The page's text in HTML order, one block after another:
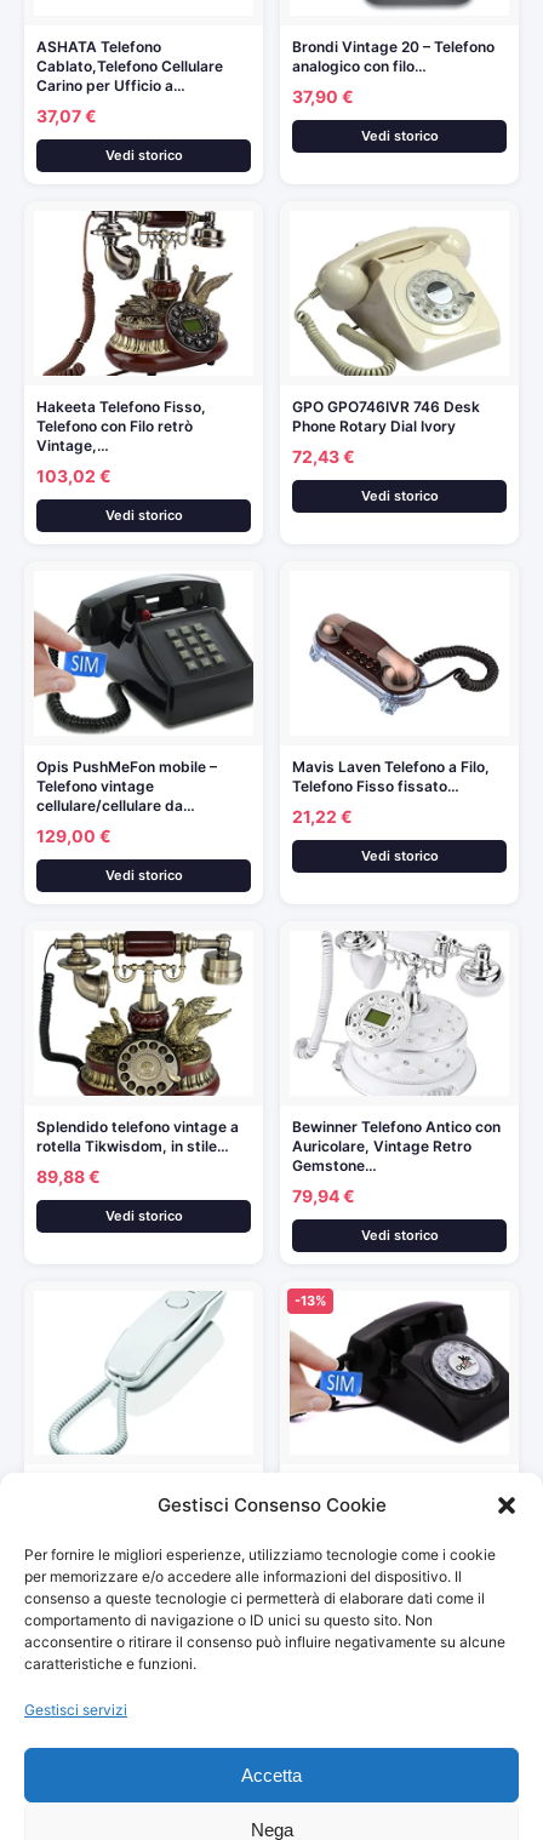
Gestisci Consenso Cookie
Per fornire le migliori esperienze, utilizziamo tecnologie come i cookie
per memorizzare e/o accedere alle informazioni del dispositivo. Il
consenso a queste tecnologie ci permetterà di elaborare dati come il
comportamento di navigazione o ID unici su questo sito. Non
acconsentire o ritirare il consenso può influire negativamente su alcune
caratteristiche e funzioni.
Gestisci servizi
Accetta
Nega
ASHATA Telefono
Cablato,Telefono Cellulare
Carino per Ufficio a…
37,07 €
Vedi storico
Brondi Vintage 20 – Telefono
analogico con filo…
37,90 €
Vedi storico
Hakeeta Telefono Fisso,
Telefono con Filo retrò
Vintage,…
103,02 €
Vedi storico
GPO GPO746IVR 746 Desk
Phone Rotary Dial Ivory
72,43 €
Vedi storico
Opis PushMeFon mobile –
Telefono vintage
cellulare/cellulare da…
129,00 €
Vedi storico
Mavis Laven Telefono a Filo,
Telefono Fisso fissato…
21,22 €
Vedi storico
Splendido telefono vintage a
rotella Tikwisdom, in stile…
89,88 €
Vedi storico
Bewinner Telefono Antico con
Auricolare, Vintage Retro
Gemstone…
79,94 €
Vedi storico
Installabile a Parete, Bianco,…
Vedi storico
-13%
cellulare da tavolo –…
Vedi storico
© 2026Arredamento Vintage, Retrò
Partecipante al Programma di Affiliazione Amazon EU, un programma